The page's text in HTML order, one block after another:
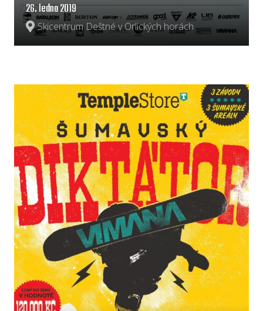
Skicentrum Deštné v Orlických horách
26. ledna 2019